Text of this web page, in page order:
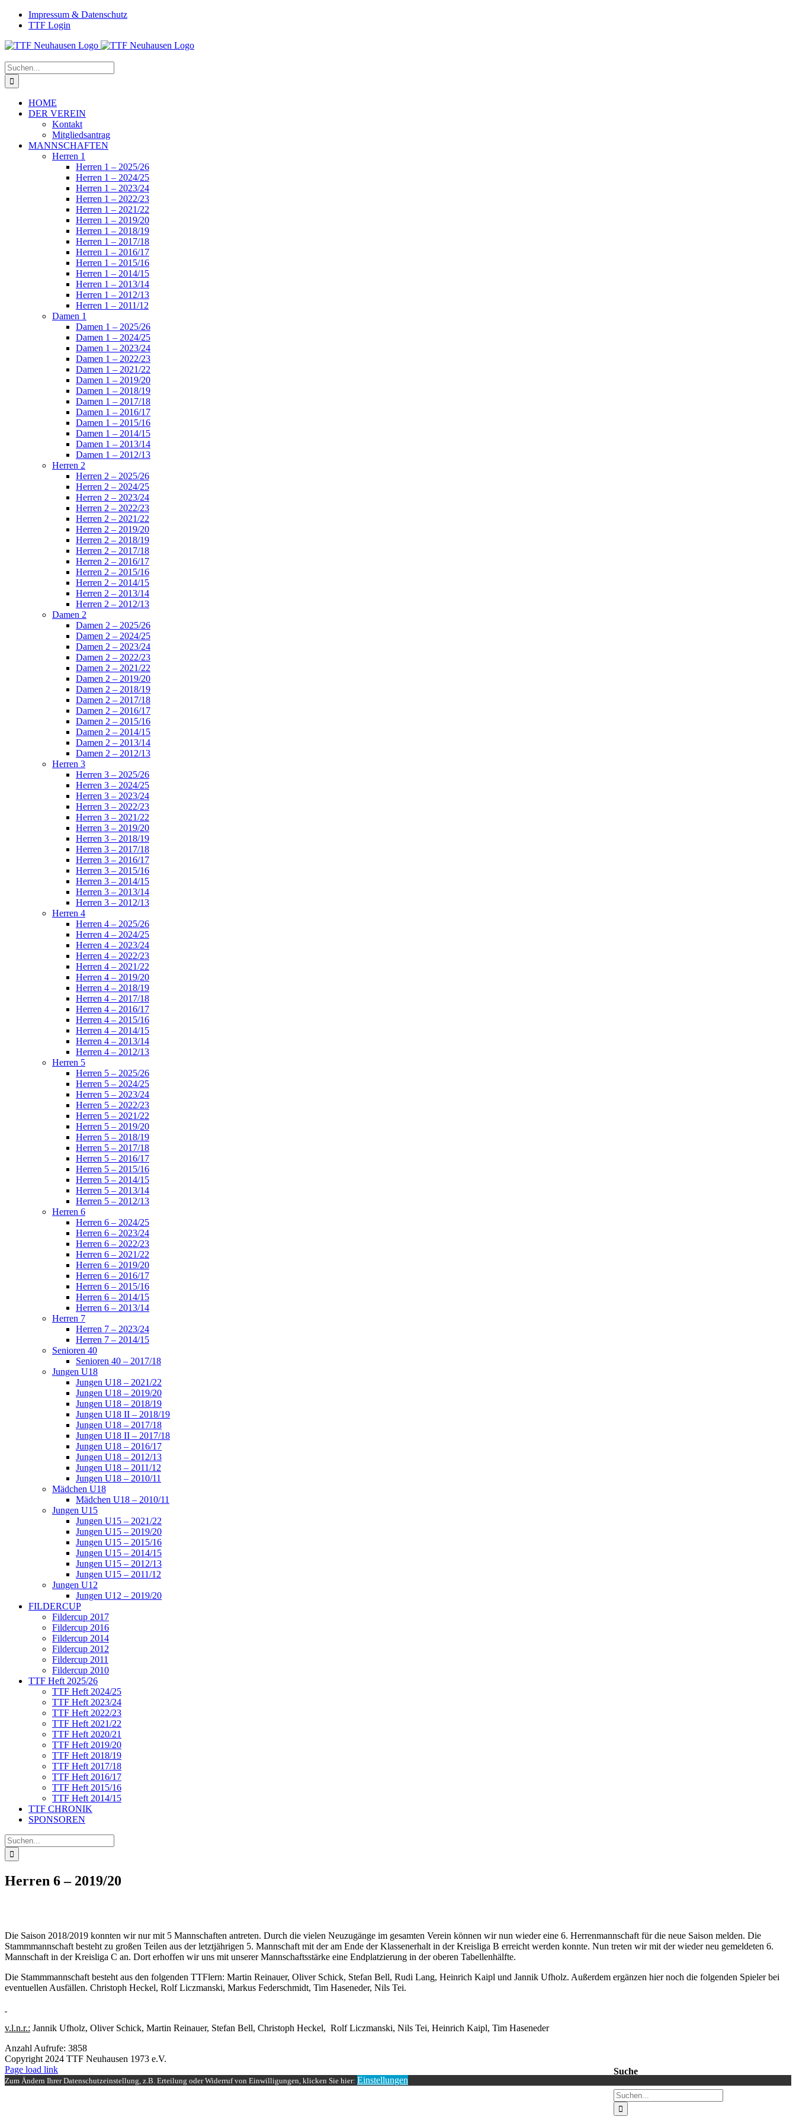
Zum
Inhalt
Facebook
InstagramImpressum & Datenschutz
TTF Login
Suche
nach:
HOME
DER VEREIN
Kontakt
Mitgliedsantrag
MANNSCHAFTEN
Herren 1
Herren 1 – 2025/26
Herren 1 – 2024/25
Herren 1 – 2023/24
Herren 1 – 2022/23
Herren 1 – 2021/22
Herren 1 – 2019/20
Herren 1 – 2018/19
Herren 1 – 2017/18
Herren 1 – 2016/17
Herren 1 – 2015/16
Herren 1 – 2014/15
Herren 1 – 2013/14
Herren 1 – 2012/13
Herren 1 – 2011/12
Damen 1
Damen 1 – 2025/26
Damen 1 – 2024/25
Damen 1 – 2023/24
Damen 1 – 2022/23
Damen 1 – 2021/22
Damen 1 – 2019/20
Damen 1 – 2018/19
Damen 1 – 2017/18
Damen 1 – 2016/17
Damen 1 – 2015/16
Damen 1 – 2014/15
Damen 1 – 2013/14
Damen 1 – 2012/13
Herren 2
Herren 2 – 2025/26
Herren 2 – 2024/25
Herren 2 – 2023/24
Herren 2 – 2022/23
Herren 2 – 2021/22
Herren 2 – 2019/20
Herren 2 – 2018/19
Herren 2 – 2017/18
Herren 2 – 2016/17
Herren 2 – 2015/16
Herren 2 – 2014/15
Herren 2 – 2013/14
Herren 2 – 2012/13
Damen 2
Damen 2 – 2025/26
Damen 2 – 2024/25
Damen 2 – 2023/24
Damen 2 – 2022/23
Damen 2 – 2021/22
Damen 2 – 2019/20
Damen 2 – 2018/19
Damen 2 – 2017/18
Damen 2 – 2016/17
Damen 2 – 2015/16
Damen 2 – 2014/15
Damen 2 – 2013/14
Damen 2 – 2012/13
Herren 3
Herren 3 – 2025/26
Herren 3 – 2024/25
Herren 3 – 2023/24
Herren 3 – 2022/23
Herren 3 – 2021/22
Herren 3 – 2019/20
Herren 3 – 2018/19
Herren 3 – 2017/18
Herren 3 – 2016/17
Herren 3 – 2015/16
Herren 3 – 2014/15
Herren 3 – 2013/14
Herren 3 – 2012/13
Herren 4
Herren 4 – 2025/26
Herren 4 – 2024/25
Herren 4 – 2023/24
Herren 4 – 2022/23
Herren 4 – 2021/22
Herren 4 – 2019/20
Herren 4 – 2018/19
Herren 4 – 2017/18
Herren 4 – 2016/17
Herren 4 – 2015/16
Herren 4 – 2014/15
Herren 4 – 2013/14
Herren 4 – 2012/13
Herren 5
Herren 5 – 2025/26
Herren 5 – 2024/25
Herren 5 – 2023/24
Herren 5 – 2022/23
Herren 5 – 2021/22
Herren 5 – 2019/20
Herren 5 – 2018/19
Herren 5 – 2017/18
Herren 5 – 2016/17
Herren 5 – 2015/16
Herren 5 – 2014/15
Herren 5 – 2013/14
Herren 5 – 2012/13
Herren 6
Herren 6 – 2024/25
Herren 6 – 2023/24
Herren 6 – 2022/23
Herren 6 – 2021/22
Herren 6 – 2019/20
Herren 6 – 2016/17
Herren 6 – 2015/16
Herren 6 – 2014/15
Herren 6 – 2013/14
Herren 7
Herren 7 – 2023/24
Herren 7 – 2014/15
Senioren 40
Senioren 40 – 2017/18
Jungen U18
Jungen U18 – 2021/22
Jungen U18 – 2019/20
Jungen U18 – 2018/19
Jungen U18 II – 2018/19
Jungen U18 – 2017/18
Jungen U18 II – 2017/18
Jungen U18 – 2016/17
Jungen U18 – 2012/13
Jungen U18 – 2011/12
Jungen U18 – 2010/11
Mädchen U18
Mädchen U18 – 2010/11
Jungen U15
Jungen U15 – 2021/22
Jungen U15 – 2019/20
Jungen U15 – 2015/16
Jungen U15 – 2014/15
Jungen U15 – 2012/13
Jungen U15 – 2011/12
Jungen U12
Jungen U12 – 2019/20
FILDERCUP
Fildercup 2017
Fildercup 2016
Fildercup 2014
Fildercup 2012
Fildercup 2011
Fildercup 2010
TTF Heft 2025/26
TTF Heft 2024/25
TTF Heft 2023/24
TTF Heft 2022/23
TTF Heft 2021/22
TTF Heft 2020/21
TTF Heft 2019/20
TTF Heft 2018/19
TTF Heft 2017/18
TTF Heft 2016/17
TTF Heft 2015/16
TTF Heft 2014/15
TTF CHRONIK
SPONSOREN
Suche
nach:
Herren 6 – 2019/20
Die Saison 2018/2019 konnten wir nur mit 5 Mannschaften antreten. Durch die vielen Neuzugänge im gesamten Verein können wir nun wieder eine 6. Herrenmannschaft für die neue Saison melden. Die
Stammmannschaft besteht zu großen Teilen aus der letztjährigen 5. Mannschaft mit der am Ende der Klassenerhalt in der Kreisliga B erreicht werden konnte. Nun treten wir mit der wieder neu gemeldeten 6.
Mannschaft in der Kreisliga C an. Dort erhoffen wir uns mit unserer Mannschaftsstärke eine Endplatzierung in der oberen Tabellenhälfte.
Die Stammmannschaft besteht aus den folgenden TTFlern: Martin Reinauer, Oliver Schick, Stefan Bell, Rudi Lang, Heinrich Kaipl und Jannik Ufholz. Außerdem ergänzen hier noch die folgenden Spieler bei
eventuellen Ausfällen. Christoph Heckel, Rolf Liczmanski, Markus Federschmidt, Tim Haseneder, Nils Tei.
v.l.n.r.: Jannik Ufholz, Oliver Schick, Martin Reinauer, Stefan Bell, Christoph Heckel, Rolf Liczmanski, Nils Tei, Heinrich Kaipl, Tim Haseneder
Anzahl Aufrufe: 3858
Suche
Suche
nach:
Copyright 2024 TTF Neuhausen 1973 e.V.
Facebook
Instagram
Page load link
Zum Ändern Ihrer Datenschutzeinstellung, z.B. Erteilung oder Widerruf von Einwilligungen, klicken Sie hier: Einstellungen